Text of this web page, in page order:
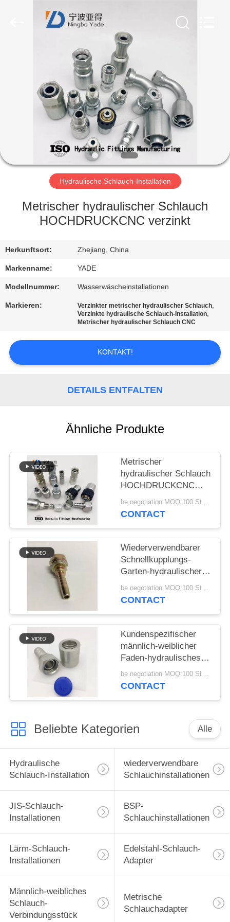
PRODUKTE
FABRIK-
AUSFLUG
QUALITÄTSKONTROLLE
TRETEN
SIE
MIT
UNS
FORDERN
SITEMAP
PRIVACY
POLICY
Hydraulische Schlauch-Installation
Metrischer hydraulischer Schlauch
HOCHDRUCKCNC verzinkt
Herkunftsort: Zhejiang, China
Markenname: YADE
Modellnummer: Wasserwäscheinstallationen
Markieren: Verzinkter metrischer hydraulischer Schlauch,
Verzinkte hydraulische Schlauch-Installation,
Metrischer hydraulischer Schlauch CNC
KONTAKT!
DETAILS ENTFALTEN
Ähnliche Produkte
Metrischer
hydraulischer Schlauch
HOCHDRUCKCNC
verzinkt
be negotiation MOQ:100 Stücke
CONTACT
Wiederverwendbarer
Schnellkupplungs-
Garten-hydraulischer
Schlauch-Installations-
Edelstahl
be negotiation MOQ:100 Stücke
CONTACT
Kundenspezifischer
männlich-weiblicher
Faden-hydraulisches
Schlauch-Installations-
heißes geschmiedet
be negotiation MOQ:100 Stücke
CONTACT
Beliebte Kategorien Alle
Hydraulische
Schlauch-Installation
wiederverwendbare
Schlauchinstallationen
JIS-Schlauch-
Installationen
BSP-
Schlauchinstallationen
Lärm-Schlauch-
Installationen
Edelstahl-Schlauch-
Adapter
Männlich-weibliches
Schlauch-
Verbindungsstück
Metrische
Schlauchadapter